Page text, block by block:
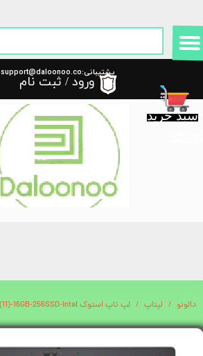
پشتیبانی:support@daloonoo.co
m
سبد خرید
ورود / ثبت نام
حساب کاربری من
تغییر گذر واژه
سفارشات
خروج از حساب کاربری
دالونو لپتاپ لپ تاپ استوک DELL 5420 i5(11)-16GB-256SSD-intel